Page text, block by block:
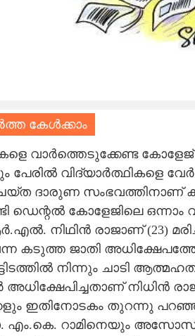
കേൾക്കാം
വാർത്തെടുക്കേണ്ട
പേരിൽ വിദ്യാർത്ഥികളെ
ദാരുണ സംഭവത്തിനാണ്
ഡെന്റൽ കോളേജിലെ
നിഥിൻ രാജാണ് (23)
വന്ന കടുത്ത ജാതി
നിന്നും ചാടി
നിധിൻ
തുറന്നു
എം.കെ. റാമിനെയും